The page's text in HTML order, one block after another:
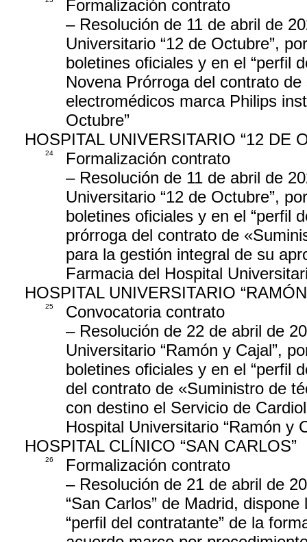
Formalización contrato
– Resolución de 11 de abril de
Universitario “12 de Octubre”,
boletines oficiales y en el “perfil
Novena Prórroga del contrato
electromédicos marca Philips
Octubre”
HOSPITAL UNIVERSITARIO “12 DE
24
Formalización contrato
– Resolución de 11 de abril de
Universitario “12 de Octubre”,
boletines oficiales y en el “perfil
prórroga del contrato de
para la gestión integral de su
Farmacia del Hospital
HOSPITAL UNIVERSITARIO
25
Convocatoria contrato
– Resolución de 22 de abril de
Universitario “Ramón y Cajal”,
boletines oficiales y en el “perfil
del contrato de «Suministro de
con destino el Servicio de
Hospital Universitario “Ramón y
HOSPITAL CLÍNICO “SAN CARLOS”
26
Formalización contrato
– Resolución de 21 de abril de
“San Carlos” de Madrid,
“perfil del contratante” de la